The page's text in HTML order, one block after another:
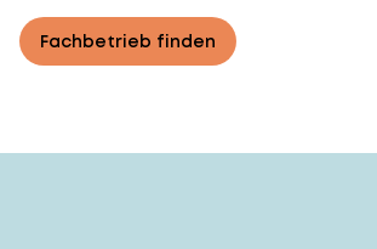
Fachbetrieb finden